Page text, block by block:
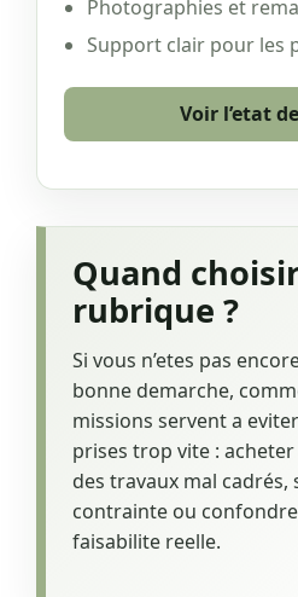
Photographies et
Support clair pour les
Voir l’etat
Quand
rubrique ?
Si vous n’etes pas
bonne demarche,
missions servent a
prises trop vite :
des travaux mal
contrainte ou
faisabilite reelle.